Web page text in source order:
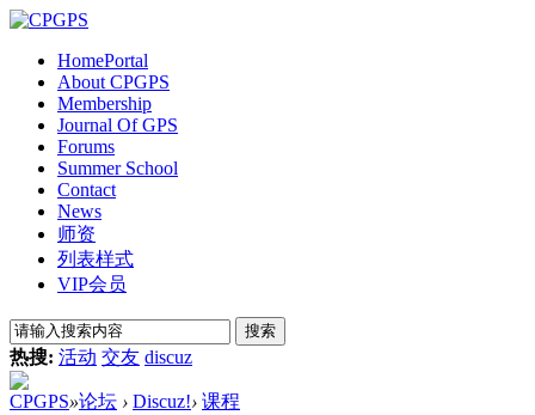
HomePortal
About CPGPS
Membership
Journal Of GPS
Forums
Summer School
Contact
News
师资
列表样式
VIP会员
搜索
热搜: 活动 交友 discuz
CPGPS»论坛 › Discuz!› 课程